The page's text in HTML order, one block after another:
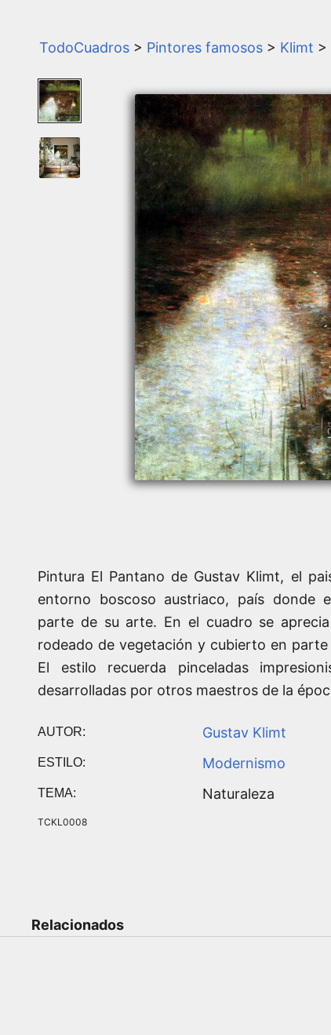
TodoCuadros > Pintores famosos > Klimt >
Pintura El Pantano de Gustav Klimt, el
entorno boscoso austriaco, país donde
parte de su arte. En el cuadro se
rodeado de vegetación y cubierto en
El estilo recuerda pinceladas
desarrolladas por otros maestros de la
AUTOR: Gustav Klimt
ESTILO: Modernismo
TEMA: Naturaleza
TCKL0008
Relacionados